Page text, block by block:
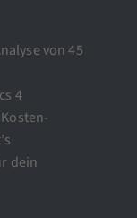
von 45
4
dein